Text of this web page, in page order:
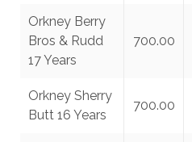
Orkney Berry
Bros & Rudd
17 Years
700.00
Orkney Sherry
Butt 16 Years
700.00